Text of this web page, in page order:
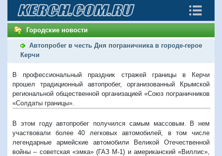
Городские новости
Автопробег в честь Дня пограничника в городе-герое
Керчи
В профессиональный праздник стражей границы в Керчи
прошел традиционный автопробег, организованный Крымской
региональной общественной организацией «Союз пограничников
«Солдаты границы».
В этом году автопробег получился самым массовым. В нем
участвовали более 40 легковых автомобилей, в том числе
легендарные армейские автомобили Великой Отечественной
войны – советская «эмка» (ГАЗ М-1) и американский «Виллис»,